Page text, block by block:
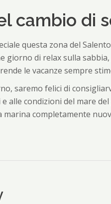
cambio di
questa zona del
giorno di relax sulla
le vacanze sempre
saremo felici di
alle condizioni del mare
marina completamente